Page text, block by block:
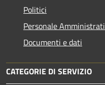
Politici
Personale
Documenti e dati
CATEGORIE DI SERVIZIO